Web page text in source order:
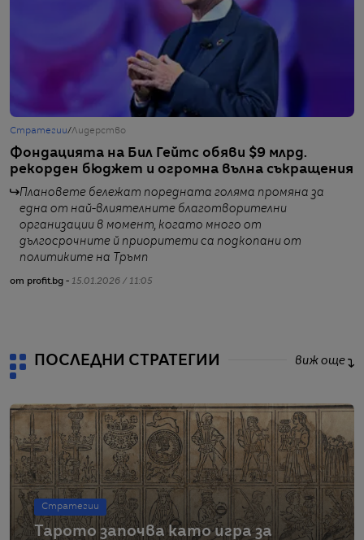
Стратегии/Лидерство
Фондацията на Бил Гейтс обяви $9 млрд.
рекорден бюджет и огромна вълна съкращения
Плановете бележат поредната голяма промяна за
една от най-влиятелните благотворителни
организации в момент, когато много от
дългосрочните й приоритети са подкопани от
политиките на Тръмп
от profit.bg - 15.01.2026 / 11:05
ПОСЛЕДНИ СТРАТЕГИИ виж още
Стратегии
Тарото започва като игра за